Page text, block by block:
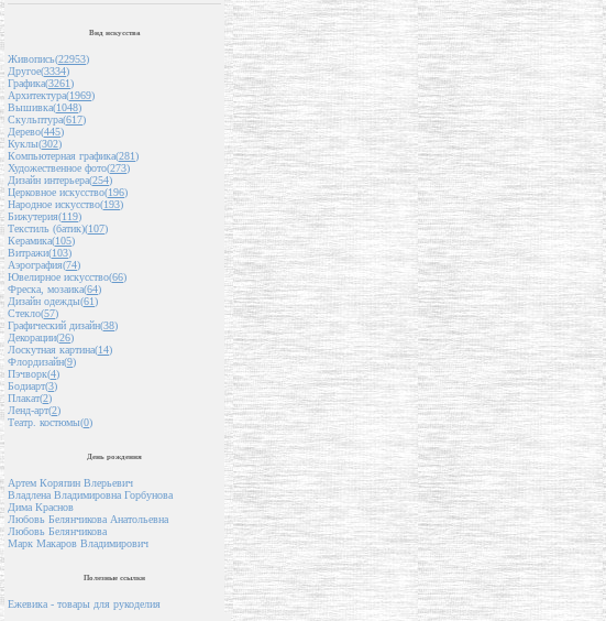
Вид искусства
Живопись(22953)
Другое(3334)
Графика(3261)
Архитектура(1969)
Вышивка(1048)
Скульптура(617)
Дерево(445)
Куклы(302)
Компьютерная графика(281)
Художественное фото(273)
Дизайн интерьера(254)
Церковное искусство(196)
Народное искусство(193)
Бижутерия(119)
Текстиль (батик)(107)
Керамика(105)
Витражи(103)
Аэрография(74)
Ювелирное искусство(66)
Фреска, мозаика(64)
Дизайн одежды(61)
Стекло(57)
Графический дизайн(38)
Декорации(26)
Лоскутная картина(14)
Флордизайн(9)
Пэчворк(4)
Бодиарт(3)
Плакат(2)
Ленд-арт(2)
Театр. костюмы(0)
День рождения
Артем Коряпин Влерьевич
Владлена Владимировна Горбунова
Дима Краснов
Любовь Белянчикова Анатольевна
Любовь Белянчикова
Марк Макаров Владимирович
Полезные ссылки
Ежевика - товары для рукоделия